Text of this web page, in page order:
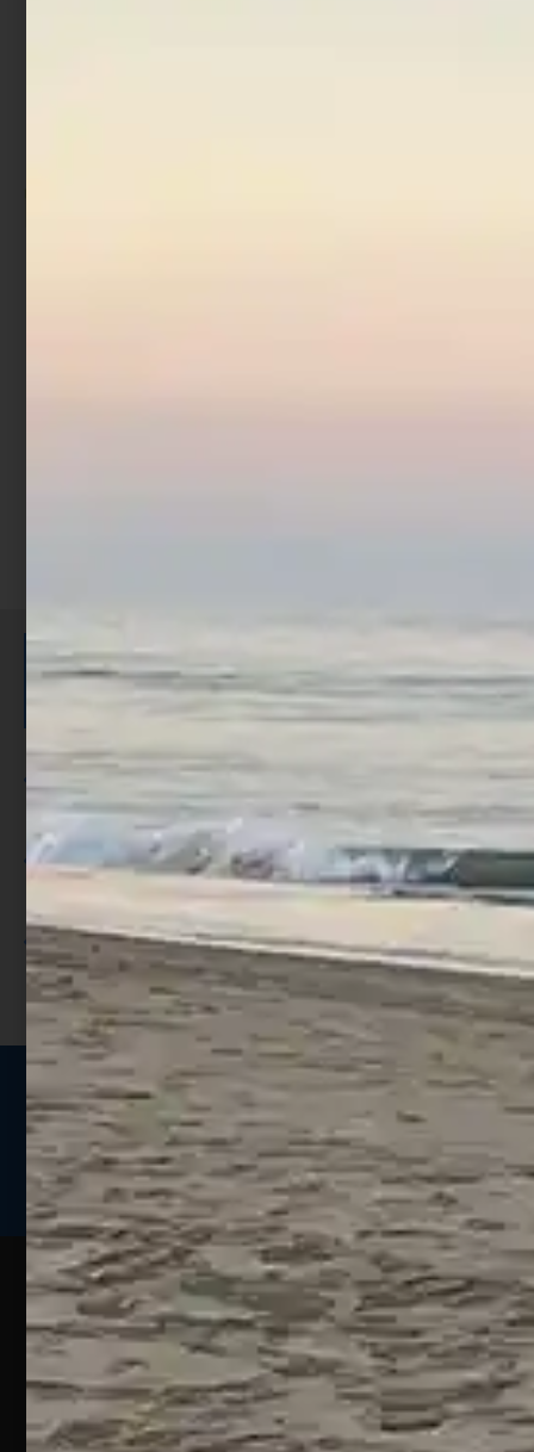
ISCRIVITI E RICEVI 3,50€ DI
SCONTO >
Per ogni acquisto accumuli ulteriori
punti;
Utilizza i punti per ricevere uno
I punti sono indicati nella pagina
prodotto;
Seguici sui social
Web
Pesca
Un portale
pensato
per gli
amanti
Esperienze
Guide
sulla
pesca
sportiva
I nostri
Assistenza
Clienti
Chi
Siamo
Contattaci
Contatti
Assistenza
Ecommerce
Negozio di